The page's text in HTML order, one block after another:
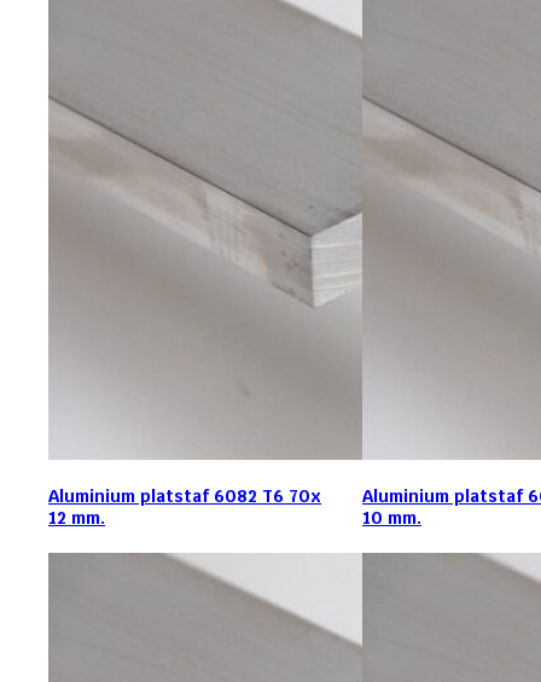
Aluminium platstaf 6082 T6 70x
12 mm.
Aluminium platstaf
10 mm.